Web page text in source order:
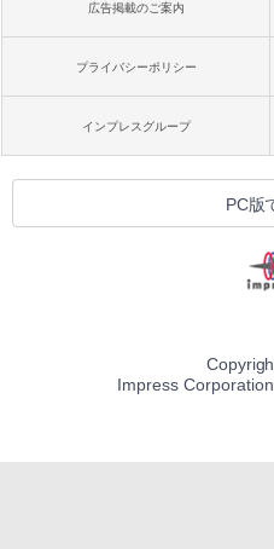
広告掲載のご案内
プライバシーポリシー
インプレスグループ
PC版
Impress